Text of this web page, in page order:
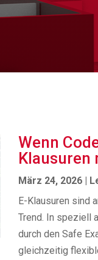
Wenn
Klausuren
März 24, 2026 |
E-Klausuren sind
Trend. In speziell
durch den Safe
gleichzeitig